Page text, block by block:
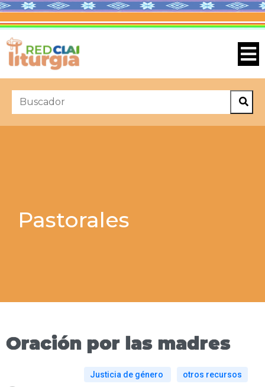
Pastorales
Oración por las madres
Justicia de género otros recursos